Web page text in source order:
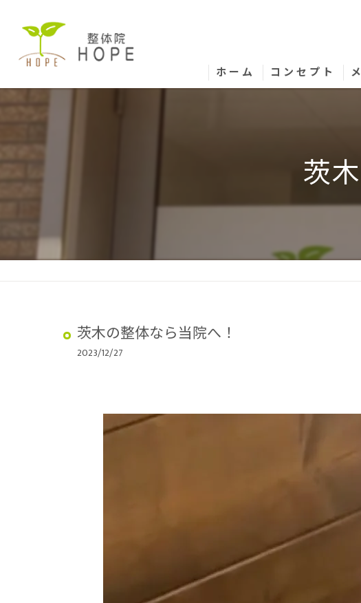
ホーム コンセプト
茨
茨木の整体なら当院へ！
2023/12/27